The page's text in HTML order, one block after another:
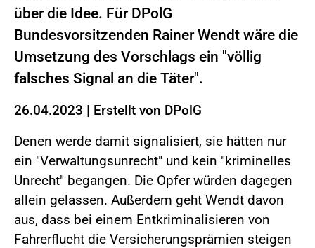
über die Idee. Für DPolG
Bundesvorsitzenden Rainer Wendt wäre die
Umsetzung des Vorschlags ein "völlig
falsches Signal an die Täter".
26.04.2023 | Erstellt von DPolG
Denen werde damit signalisiert, sie hätten nur
ein "Verwaltungsunrecht" und kein "kriminelles
Unrecht" begangen. Die Opfer würden dagegen
allein gelassen. Außerdem geht Wendt davon
aus, dass bei einem Entkriminalisieren von
Fahrerflucht die Versicherungsprämien steigen